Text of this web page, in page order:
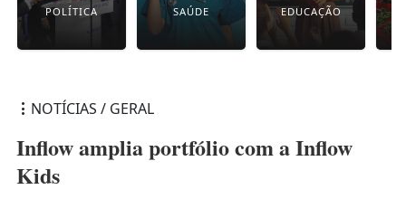
POLÍTICA SAÚDE EDUCAÇÃO
NOTÍCIAS / GERAL
Inflow amplia portfólio com a Inflow
Kids